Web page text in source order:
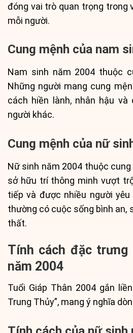
đóng vai trò quan trọng trong
mỗi người.
Cung mệnh của nam
Nam sinh năm 2004 thuộc
Những người mang cung
cách hiền lành, nhân hậu
người khác.
Cung mệnh của nữ
Nữ sinh năm 2004 thuộc cung
sở hữu trí thông minh vượt
tiếp và được nhiều người
thường có cuộc sống bình an,
thất.
Tính cách đặc trưng
năm 2004
Tuổi Giáp Thân 2004 gắn
Trung Thủy”, mang ý nghĩa